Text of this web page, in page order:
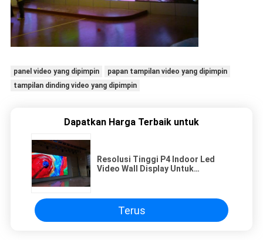
panel video yang dipimpin
papan tampilan video yang dipimpin
tampilan dinding video yang dipimpin
Dapatkan Harga Terbaik untuk
Resolusi Tinggi P4 Indoor Led
Video Wall Display Untuk
Terus